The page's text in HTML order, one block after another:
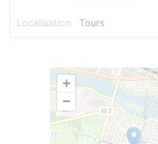
Localisation Tours
+
−